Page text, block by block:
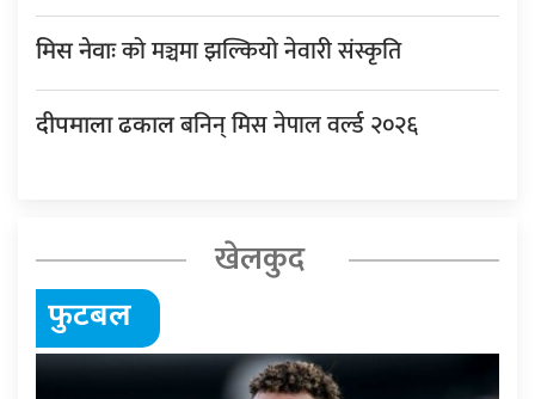
मिस नेवाःको मञ्चमा झल्कियो नेवारी संस्कृति
दीपमाला ढकालबनिन् मिस नेपाल वर्ल्ड २०२६
खेलकुद
फुटबल